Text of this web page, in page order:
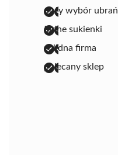
duży wybór ubrań
ładne sukienki
solidna firma
polecany sklep